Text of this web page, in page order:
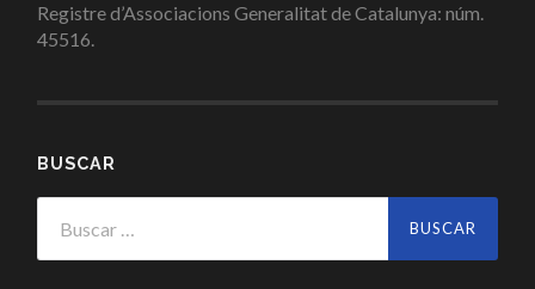
Registre d’Associacions Generalitat de Catalunya: núm.
45516.
BUSCAR